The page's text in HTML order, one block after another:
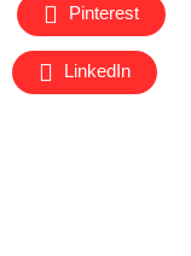
Pinterest
LinkedIn